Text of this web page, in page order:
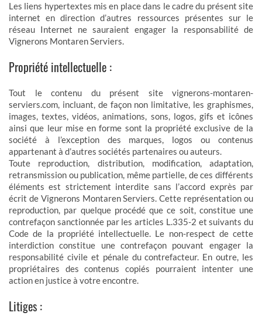
Les liens hypertextes mis en place dans le cadre du présent site
internet en direction d’autres ressources présentes sur le
réseau Internet ne sauraient engager la responsabilité de
Vignerons Montaren Serviers.
Propriété intellectuelle :
Tout le contenu du présent site vignerons-montaren-
serviers.com, incluant, de façon non limitative, les graphismes,
images, textes, vidéos, animations, sons, logos, gifs et icônes
ainsi que leur mise en forme sont la propriété exclusive de la
société à l’exception des marques, logos ou contenus
appartenant à d’autres sociétés partenaires ou auteurs.
Toute reproduction, distribution, modification, adaptation,
retransmission ou publication, même partielle, de ces différents
éléments est strictement interdite sans l’accord exprès par
écrit de Vignerons Montaren Serviers. Cette représentation ou
reproduction, par quelque procédé que ce soit, constitue une
contrefaçon sanctionnée par les articles L.335-2 et suivants du
Code de la propriété intellectuelle. Le non-respect de cette
interdiction constitue une contrefaçon pouvant engager la
responsabilité civile et pénale du contrefacteur. En outre, les
propriétaires des contenus copiés pourraient intenter une
action en justice à votre encontre.
Litiges :